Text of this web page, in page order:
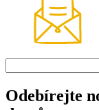
Odebírejte